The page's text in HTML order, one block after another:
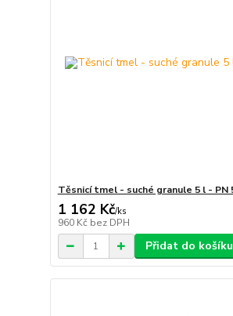
Těsnicí tmel - suché granule 5 l - PN
1 162 Kč/ks
960 Kč bez DPH
Přidat do košíku